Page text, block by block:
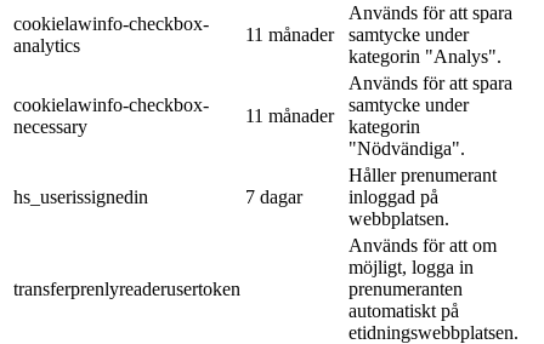
cookielawinfo-checkbox-
analytics
11 månader
Används för att spara
samtycke under
kategorin "Analys".
cookielawinfo-checkbox-
necessary
11 månader
Används för att spara
samtycke under
kategorin
"Nödvändiga".
hs_userissignedin 7 dagar
Håller prenumerant
inloggad på
webbplatsen.
transferprenlyreaderusertoken
Används för att om
möjligt, logga in
prenumeranten
automatiskt på
etidningswebbplatsen.